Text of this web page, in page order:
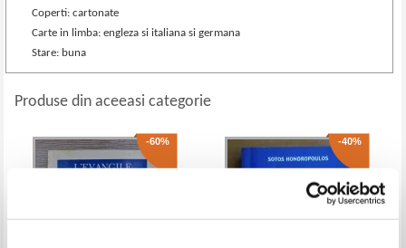
Coperti: cartonate
Carte in limba: engleza si italiana si germana
Stare: buna
Produse din aceeasi categorie
-60% -40%